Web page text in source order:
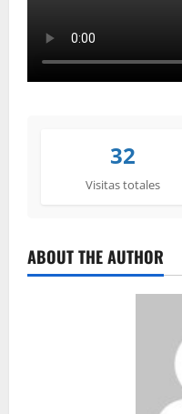
32
Visitas totales
ABOUT THE AUTHOR